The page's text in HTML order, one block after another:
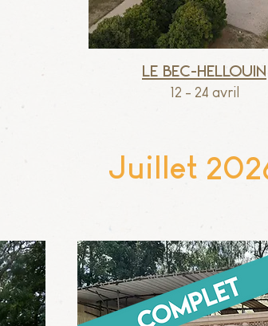
Le Bec-Hellouin
12 - 24 avril
Juillet